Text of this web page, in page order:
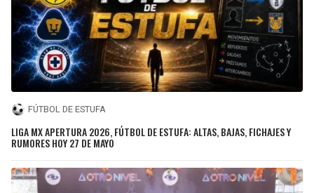
FÚTBOL DE ESTUFA
LIGA MX APERTURA 2026, FÚTBOL DE ESTUFA: ALTAS, BAJAS, FICHAJES Y
RUMORES HOY 27 DE MAYO